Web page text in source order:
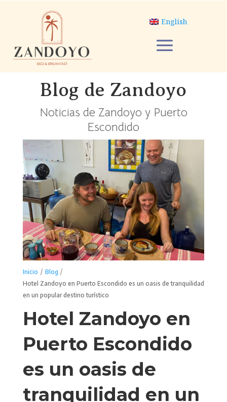
English
Blog de Zandoyo
Noticias de Zandoyo y Puerto
Escondido
Inicio / Blog /
Hotel Zandoyo en Puerto Escondido es un oasis de tranquilidad
en un popular destino turístico
Hotel Zandoyo en
Puerto Escondido
es un oasis de
tranquilidad en un